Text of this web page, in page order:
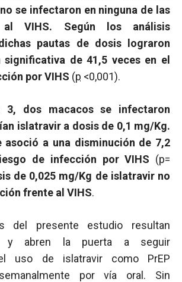
se infectaron en ninguna de las
al VIHS. Según los análisis
pautas de dosis lograron
significativa de 41,5 veces en el
por VIHS (p <0,001).
3, dos macacos se infectaron
islatravir a dosis de 0,1 mg/Kg.
asoció a una disminución de 7,2
de infección por VIHS (p=
de 0,025 mg/Kg de islatravir no
frente al VIHS.
del presente estudio resultan
y abren la puerta a seguir
uso de islatravir como PrEP
por vía oral. Sin